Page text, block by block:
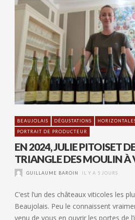
BEAUJOLAIS DÉGUSTATIONS
PORTRAIT DE PRODUCTEUR
EN 2024, JULIE PITOISET
TRIANGLE DES MOULIN À
GUILLAUME BAROIN IL Y A 5 JOURS
C’est l’un des châteaux viticoles les
Beaujolais. Peu le connaissent
venu de vous en ouvrir les portes de